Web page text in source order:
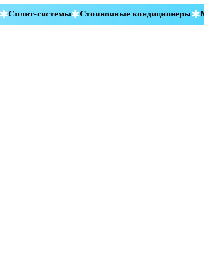
Сплит-системы Стояночные кондиционеры